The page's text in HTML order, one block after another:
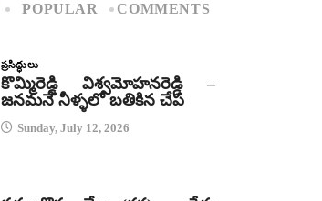
POPULAR COMMENTS
ప్రసిద్ధులు
కొమ్మిరెడ్డి విశ్వమోహనరెడ్డి –
జనమనే నీళ్ళలో బతికిన చేప
Sunday, July 12, 2026